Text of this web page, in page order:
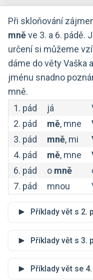
Při skloňování
mněve 3. a 6. pádě.
určení si můžeme
dáme do věty Vaška
jménu snadno
mně.
1. pád
já
2. pád
mě, mne
3. pád
mně, mi
4. pád
mě, mne
6. pád
o mně
7. pád
mnou
Příklady vět s 2.
Příklady vět s 3.
Příklady vět se